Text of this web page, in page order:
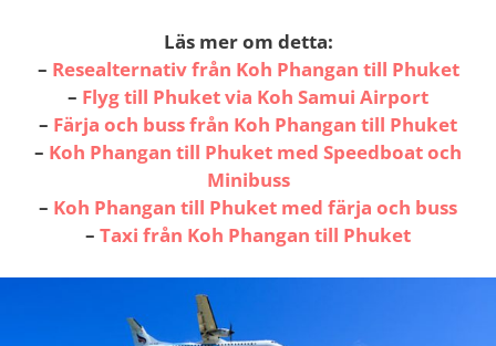
Läs mer om detta:
– Resealternativ från Koh Phangan till Phuket
– Flyg till Phuket via Koh Samui Airport
– Färja och buss från Koh Phangan till Phuket
– Koh Phangan till Phuket med Speedboat och
Minibuss
– Koh Phangan till Phuket med färja och buss
– Taxi från Koh Phangan till Phuket